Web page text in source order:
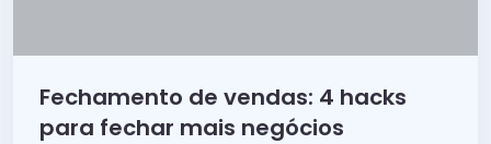
Fechamento de vendas: 4 hacks
para fechar mais negócios